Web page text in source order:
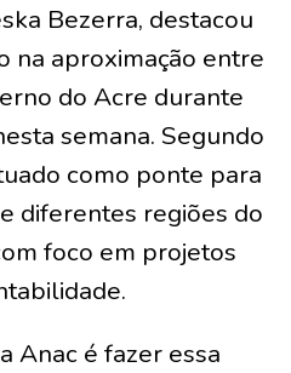
Bezerra, destacou
na aproximação entre
do Acre durante
semana. Segundo
como ponte para
diferentes regiões do
foco em projetos
Anac é fazer essa